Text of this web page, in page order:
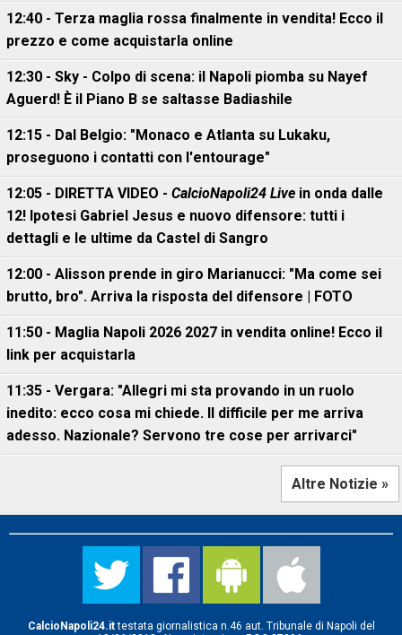
12:40 - Terza maglia rossa finalmente in vendita! Ecco il
prezzo e come acquistarla online
12:30 - Sky - Colpo di scena: il Napoli piomba su Nayef
Aguerd! È il Piano B se saltasse Badiashile
12:15 - Dal Belgio: "Monaco e Atlanta su Lukaku,
proseguono i contatti con l'entourage"
12:05 - DIRETTA VIDEO - CalcioNapoli24 Live in onda dalle
12! Ipotesi Gabriel Jesus e nuovo difensore: tutti i
dettagli e le ultime da Castel di Sangro
12:00 - Alisson prende in giro Marianucci: "Ma come sei
brutto, bro". Arriva la risposta del difensore | FOTO
11:50 - Maglia Napoli 2026 2027 in vendita online! Ecco il
link per acquistarla
11:35 - Vergara: "Allegri mi sta provando in un ruolo
inedito: ecco cosa mi chiede. Il difficile per me arriva
adesso. Nazionale? Servono tre cose per arrivarci"
Altre Notizie »
CalcioNapoli24.ittestata giornalistica n.46 aut. Tribunale di Napoli del